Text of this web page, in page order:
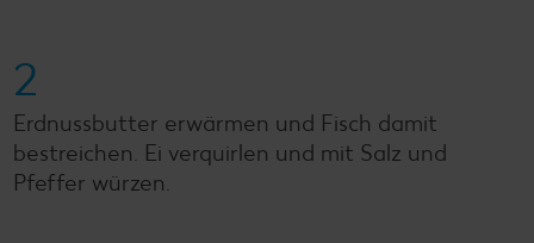
2
Erdnussbutter erwärmen und Fisch damit
bestreichen. Ei verquirlen und mit Salz und
Pfeffer würzen.